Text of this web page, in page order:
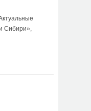
Сибири»,